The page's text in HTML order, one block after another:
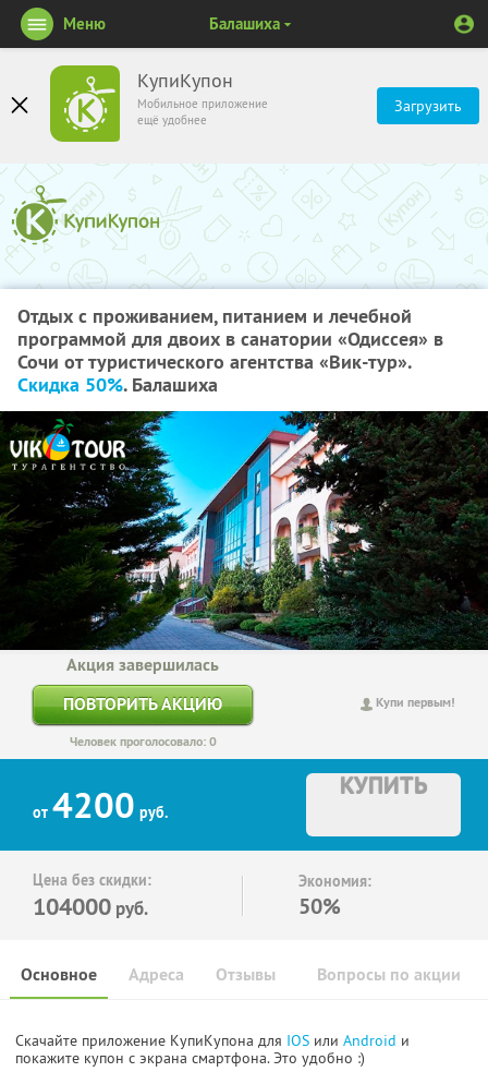
КупиКупон
Мобильное приложение
ещё удобнее
Загрузить
Меню Балашиха
Отдых с проживанием, питанием и лечебной
программой для двоих в санатории «Одиссея» в
Сочи от туристического агентства «Вик-тур».
Скидка 50%. Балашиха
Купи первым!
Акция завершилась
ПОВТОРИТЬ АКЦИЮ
Человек проголосовало: 0
от 4200 руб.
КУПИТЬ
Цена без скидки:
104000 руб.
Экономия:
50%
Основное Отзывы Вопросы по акции
Адреса
Скачайте приложение КупиКупона для IOS или Android и
покажите купон с экрана смартфона. Это удобно :)